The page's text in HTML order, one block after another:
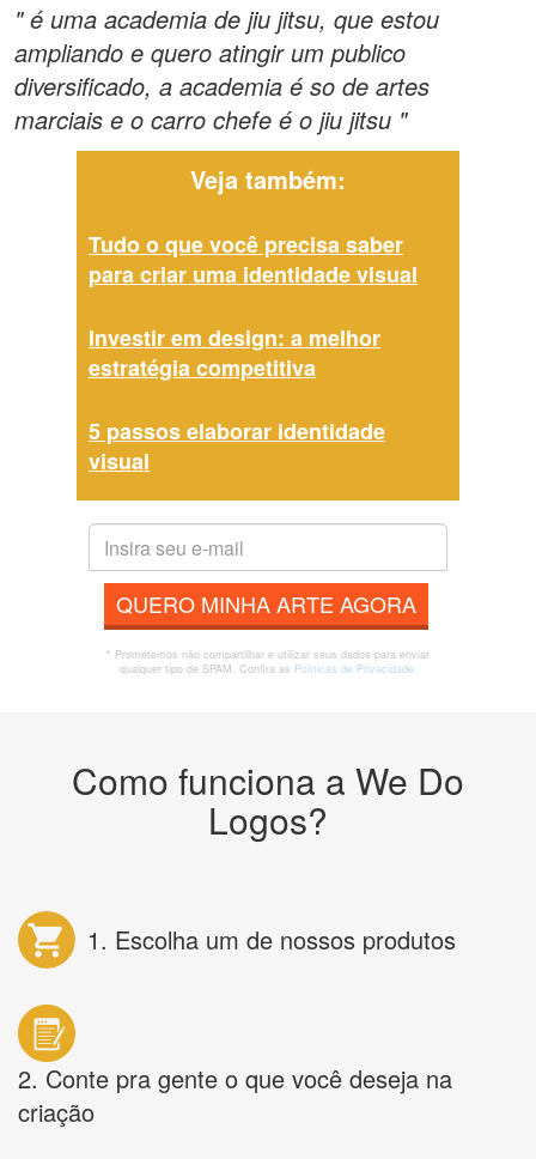
" é uma academia de jiu jitsu, que estou
ampliando e quero atingir um publico
diversificado, a academia é so de artes
marciais e o carro chefe é o jiu jitsu "
Veja também:
Tudo o que você precisa saber
para criar uma identidade visual
Investir em design: a melhor
estratégia competitiva
5 passos elaborar identidade
visual
QUERO MINHA ARTE AGORA
* Prometemos não compartilhar e utilizar seus dados para enviar
qualquer tipo de SPAM. Confira as Políticas de Privacidade.
Como funciona a We Do
Logos?
1. Escolha um de nossos produtos
2. Conte pra gente o que você deseja na
criação